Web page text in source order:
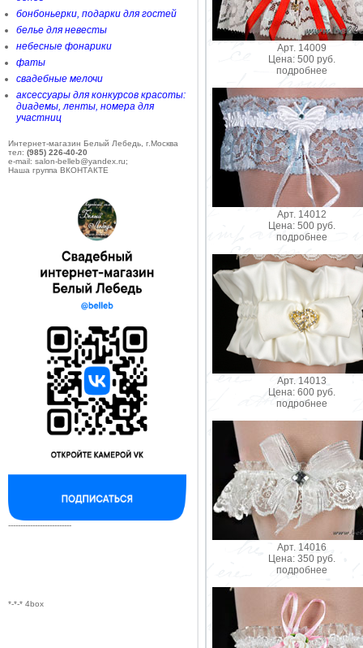
бонбоньерки, подарки для гостей
белье для невесты
небесные фонарики
фаты
свадебные мелочи
аксессуары для конкурсов красоты:
диадемы, ленты, номера для
участниц
Интернет-магазин Белый Лебедь, г.Москва
тел: (985) 226-40-20
e-mail: salon-belleb@yandex.ru;
Наша группа ВКОНТАКТЕ
--------------------------
*-*-* 4box
Арт. 14009
Цена: 500 руб.
подробнее
Арт. 14012
Цена: 500 руб.
подробнее
Арт. 14013
Цена: 600 руб.
подробнее
Арт. 14016
Цена: 350 руб.
подробнее